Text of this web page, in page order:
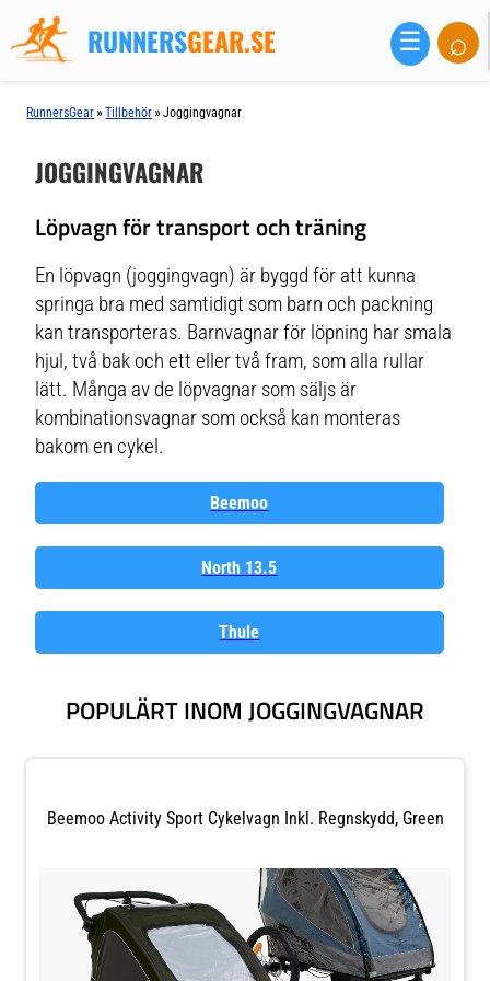
RUNNERSGEAR.SE ☰ ⌕
RunnersGear »Tillbehör »Joggingvagnar
JOGGINGVAGNAR
Löpvagn för transport och träning
En löpvagn (joggingvagn) är byggd för att kunna
springa bra med samtidigt som barn och packning
kan transporteras. Barnvagnar för löpning har smala
hjul, två bak och ett eller två fram, som alla rullar
lätt. Många av de löpvagnar som säljs är
kombinationsvagnar som också kan monteras
bakom en cykel.
Beemoo
North 13.5
Thule
POPULÄRT INOM JOGGINGVAGNAR
Beemoo Activity Sport Cykelvagn Inkl. Regnskydd, Green